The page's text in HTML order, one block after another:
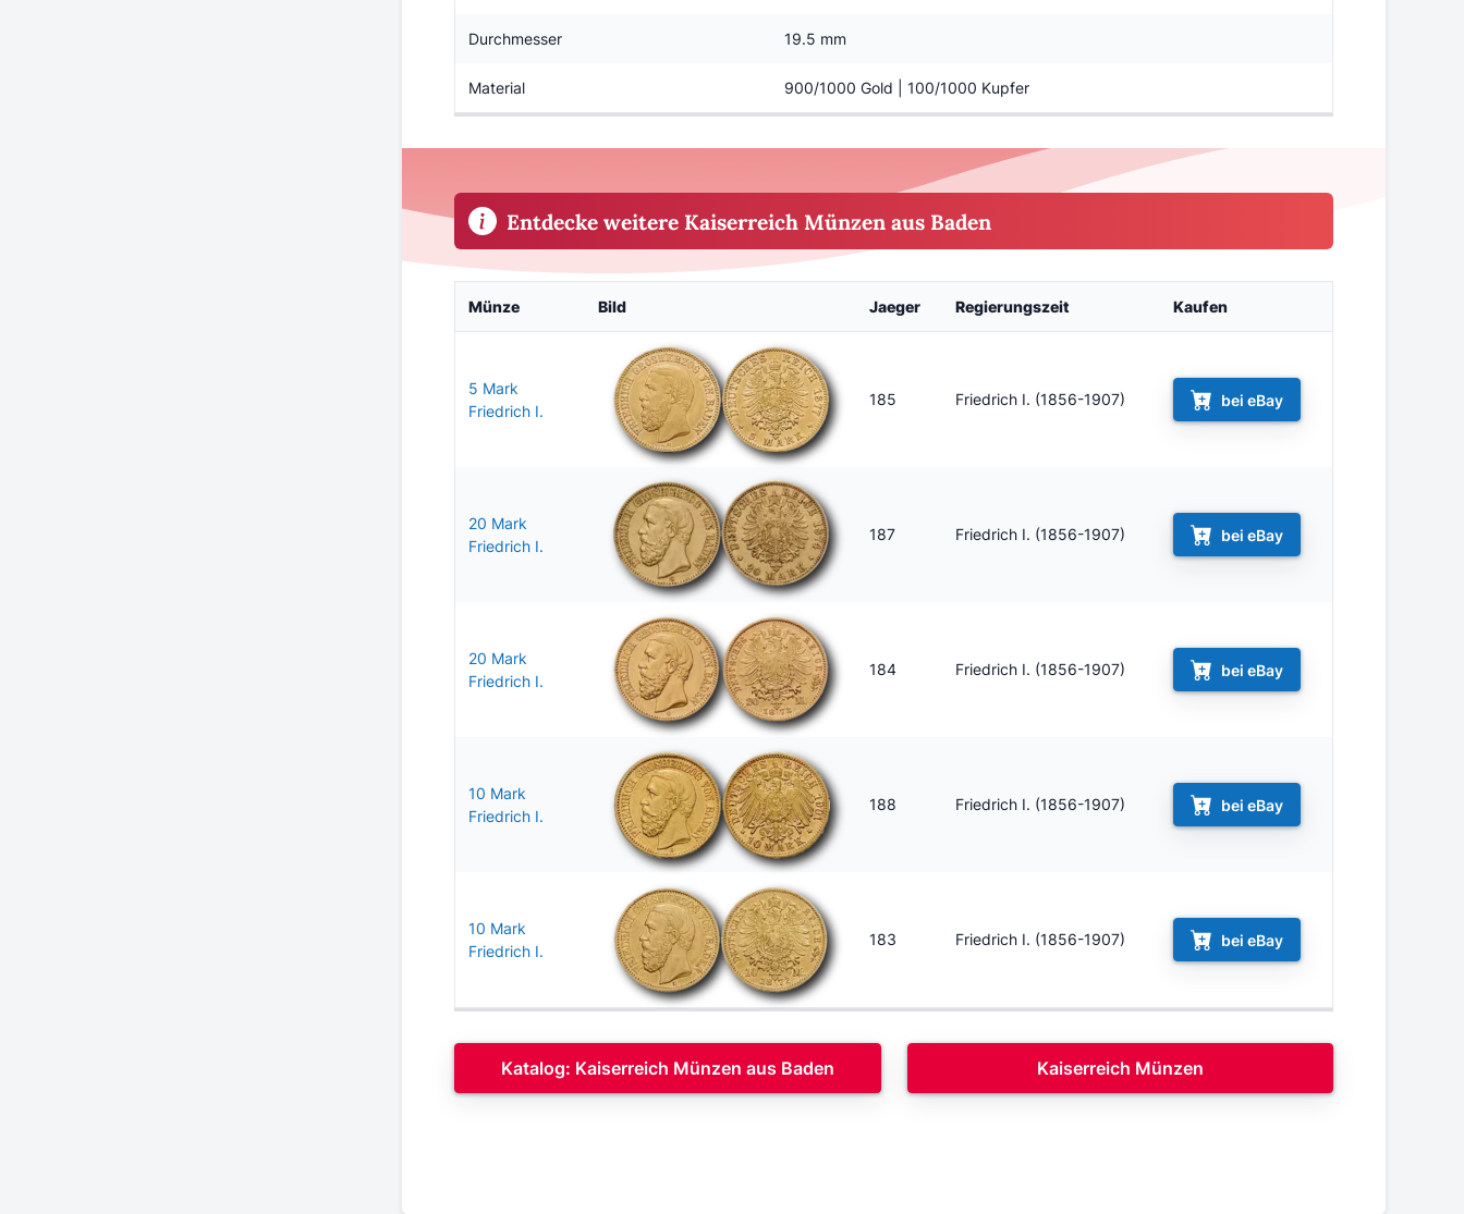
Durchmesser 19.5 mm
Material 900/1000 Gold | 100/1000 Kupfer
Entdecke weitere Kaiserreich Münzen aus Baden
Münze Bild Jaeger Regierungszeit Kaufen
5 Mark
Friedrich I.
185 Friedrich I. (1856-1907) bei eBay
20 Mark
Friedrich I.
187 Friedrich I. (1856-1907) bei eBay
20 Mark
Friedrich I.
184 Friedrich I. (1856-1907) bei eBay
10 Mark
Friedrich I.
188 Friedrich I. (1856-1907) bei eBay
10 Mark
Friedrich I.
183 Friedrich I. (1856-1907) bei eBay
Katalog: Kaiserreich Münzen aus Baden Kaiserreich Münzen